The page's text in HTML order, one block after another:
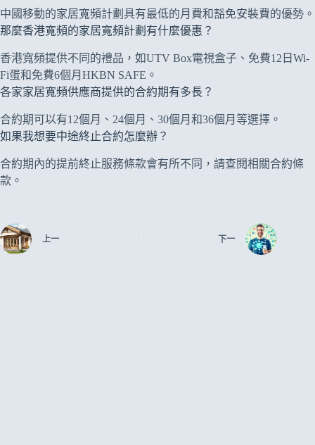
中國移動的家居寬頻計劃具有最低的月費和豁免安裝費的優勢。
那麼香港寬頻的家居寬頻計劃有什麼優惠？
香港寬頻提供不同的禮品，如UTV Box電視盒子、免費12日Wi-
Fi蛋和免費6個月HKBN SAFE。
各家家居寬頻供應商提供的合約期有多長？
合約期可以有12個月、24個月、30個月和36個月等選擇。
如果我想要中途終止合約怎麼辦？
合約期內的提前終止服務條款會有所不同，請查閱相關合約條
款。
上一 下一